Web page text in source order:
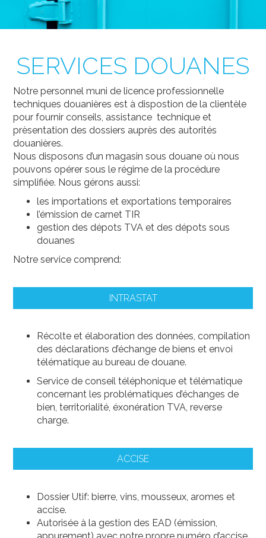
SERVICES DOUANES
Notre personnel muni de licence professionnelle
techniques douanières est à dispostion de la clientèle
pour fournir conseils, assistance technique et
prèsentation des dossiers auprès des autorités
douanières.
Nous disposons d’un magasin sous douane où nous
pouvons opérer sous le régime de la procédure
simplifiée. Nous gérons aussi:
les importations et exportations temporaires
l’émission de carnet TIR
gestion des dépots TVA et des dépots sous
douanes
Notre service comprend:
INTRASTAT
Récolte et élaboration des données, compilation
des déclarations d’échange de biens et envoi
télématique au bureau de douane.
Service de conseil téléphonique et télématique
concernant les problématiques d’échanges de
bien, territorialité, éxonération TVA, reverse
charge.
ACCISE
Dossier Utif: bierre, vins, mousseux, aromes et
accise.
Autorisée à la gestion des EAD (émission,